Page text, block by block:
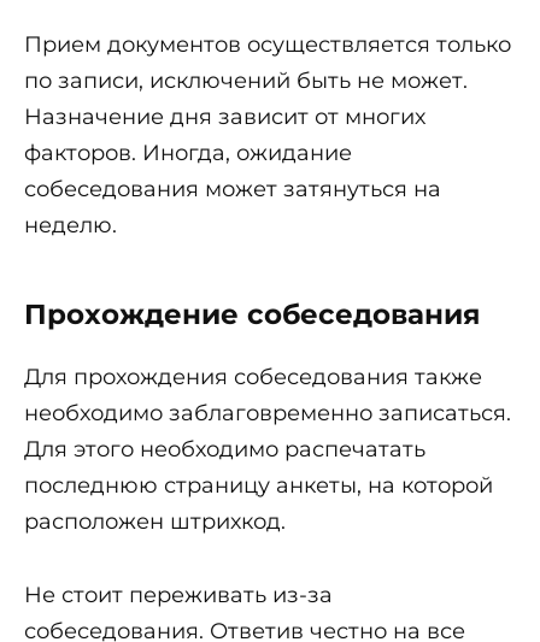
Прием документов осуществляется только
по записи, исключений быть не может.
Назначение дня зависит от многих
факторов. Иногда, ожидание
собеседования может затянуться на
неделю.
Прохождение собеседования
Для прохождения собеседования также
необходимо заблаговременно записаться.
Для этого необходимо распечатать
последнюю страницу анкеты, на которой
расположен штрихкод.
Не стоит переживать из-за
собеседования. Ответив честно на все